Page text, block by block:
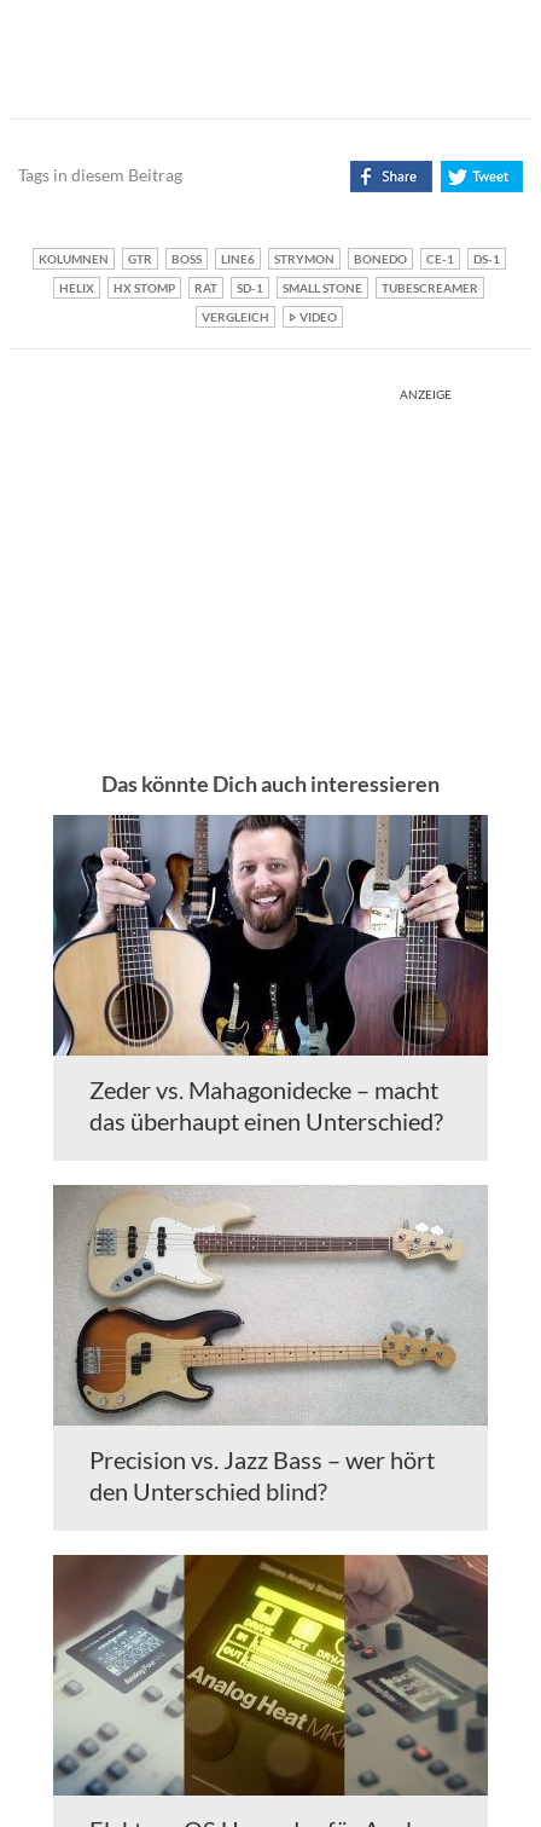
Tags in diesem Beitrag
KOLUMNEN GTR BOSS LINE6 STRYMON BONEDO CE-1
DS-1
HELIX
HX STOMP RAT SD-1 SMALL STONE
TUBESCREAMER
VERGLEICH
VIDEO
ANZEIGE
Das könnte Dich auch interessieren
Zeder vs. Mahagonidecke – macht
das überhaupt einen Unterschied?
Precision vs. Jazz Bass – wer hört
den Unterschied blind?